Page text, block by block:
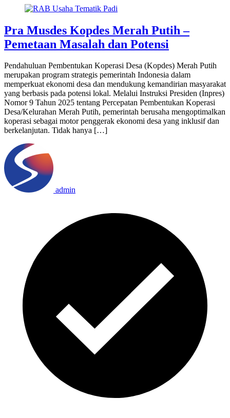
Pra Musdes Kopdes Merah Putih –
Pemetaan Masalah dan Potensi
Pendahuluan Pembentukan Koperasi Desa (Kopdes) Merah Putih
merupakan program strategis pemerintah Indonesia dalam
memperkuat ekonomi desa dan mendukung kemandirian masyarakat
yang berbasis pada potensi lokal. Melalui Instruksi Presiden (Inpres)
Nomor 9 Tahun 2025 tentang Percepatan Pembentukan Koperasi
Desa/Kelurahan Merah Putih, pemerintah berusaha mengoptimalkan
koperasi sebagai motor penggerak ekonomi desa yang inklusif dan
berkelanjutan. Tidak hanya […]
admin